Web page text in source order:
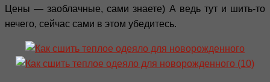
Цены — заоблачные, сами знаете) А ведь тут и шить-то
нечего, сейчас сами в этом убедитесь.